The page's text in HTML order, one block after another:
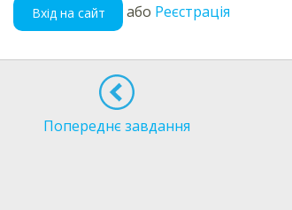
Вхід на сайт або Реєстрація
Попереднє завдання